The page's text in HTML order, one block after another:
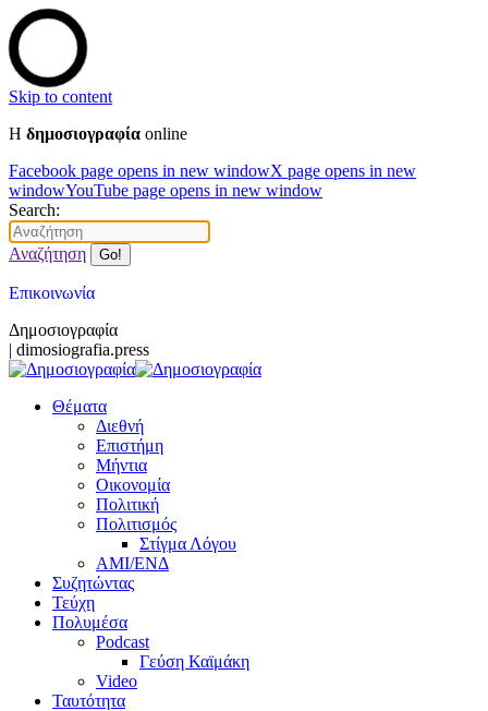
Skip to content
Η δημοσιογραφία online
Facebook page opens in new windowX page opens in new
windowYouTube page opens in new window
Search:
Αναζήτηση
Επικοινωνία
Δημοσιογραφία
| dimosiografia.press
Θέματα
Διεθνή
Επιστήμη
Μήντια
Οικονομία
Πολιτική
Πολιτισμός
Στίγμα Λόγου
AMI/ΕΝΔ
Συζητώντας
Τεύχη
Πολυμέσα
Podcast
Γεύση Καϊμάκη
Video
Ταυτότητα